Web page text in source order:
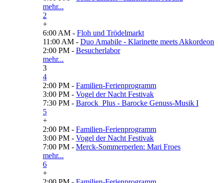
mehr...
2
+
6:00 AM - Floh und Trödelmarkt
11:00 AM - Duo Amabile - Klarinette meets Akkordeon
2:00 PM - Besucherlabor
mehr...
3
4
2:00 PM - Familien-Ferienprogramm
3:00 PM - Vogel der Nacht Festivak
7:30 PM - Barock_Plus - Barocke Genuss-Musik I
5
+
2:00 PM - Familien-Ferienprogramm
3:00 PM - Vogel der Nacht Festivak
7:00 PM - Merck-Sommerperlen: Mari Froes
mehr...
6
+